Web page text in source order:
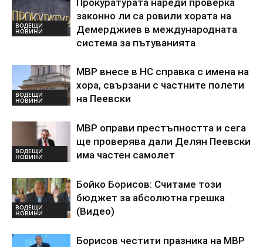
ВОДЕЩИ
НОВИНИ
законно ли са ровили хората на
Демерджиев в международната
система за пътуванията
ВОДЕЩИ
НОВИНИ
МВР внесе в НС справка с имена на
хора, свързани с частните полети
на Пеевски
ВОДЕЩИ
НОВИНИ
МВР оправи престъпността и сега
ще проверява дали Делян Пеевски
има частен самолет
ВОДЕЩИ
НОВИНИ
Бойко Борисов: Считаме този
бюджет за абсолютна грешка
(Видео)
Борисов честити празника на МВР